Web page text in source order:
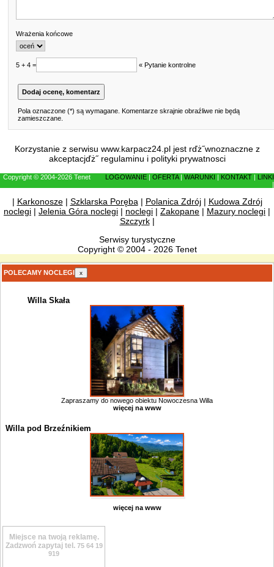
Wrażenia końcowe
5 + 4 = « Pytanie kontrolne
Pola oznaczone (*) są wymagane. Komentarze skrajnie obraźliwe nie będą
zamieszczane.
Korzystanie z serwisu www.karpacz24.pl jest rďż˝wnoznaczne z
akceptacjďż˝ regulaminu i polityki prywatnosci
Copyright © 2004-2026 Tenet LOGOWANIE OFERTA| WARUNKI KONTAKT
LINKI
| Karkonosze| Szklarska Poręba| Polanica Zdrój| Kudowa Zdrój
noclegi | Jelenia Góra noclegi | noclegi | Zakopane | Mazury noclegi |
Szczyrk|
Serwisy turystyczne
Copyright © 2004 - 2026 Tenet
POLECAMY NOCLEGI x
Willa Skała
Zapraszamy do nowego obiektu Nowoczesna Willa
więcej na www
Willa pod Brzeźnikiem
więcej na www
Miejsce na twoją reklamę.
Zadzwoń zapytaj tel. 75 64 19
919